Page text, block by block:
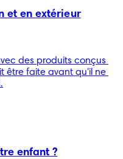
et en extérieur
des produits conçus
être faite avant qu'il ne
enfant ?